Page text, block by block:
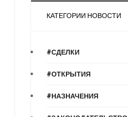
КАТЕГОРИИ НОВОСТИ
#СДЕЛКИ
#ОТКРЫТИЯ
#НАЗНАЧЕНИЯ